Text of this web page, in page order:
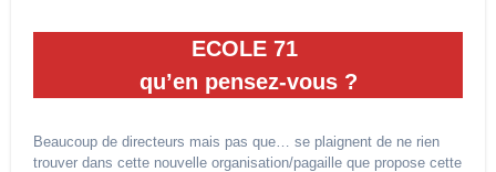
ECOLE 71
qu’en pensez-vous ?
Beaucoup de directeurs mais pas que… se plaignent de ne rien
trouver dans cette nouvelle organisation/pagaille que propose cette